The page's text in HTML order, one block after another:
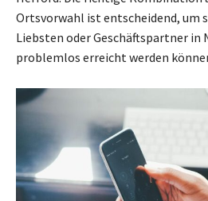
Ortsvorwahl ist entscheidend, um
Liebsten oder Geschäftspartner
problemlos erreicht werden